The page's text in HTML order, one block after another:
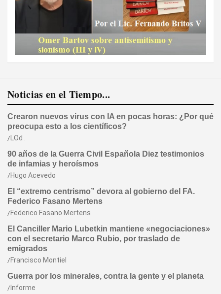
Noticias en el Tiempo...
Crearon nuevos virus con IA en pocas horas: ¿Por qué
preocupa esto a los científicos?
LOd .
90 años de la Guerra Civil Española Diez testimonios
de infamias y heroísmos
Hugo Acevedo
El “extremo centrismo” devora al gobierno del FA.
Federico Fasano Mertens
Federico Fasano Mertens
El Canciller Mario Lubetkin mantiene «negociaciones»
con el secretario Marco Rubio, por traslado de
emigrados
Francisco Montiel
Guerra por los minerales, contra la gente y el planeta
Informe